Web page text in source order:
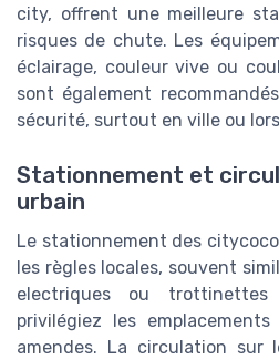
city, offrent une meilleure
risques de chute. Les
éclairage, couleur vive ou
sont également
sécurité, surtout en ville ou
Stationnement et
urbain
Le stationnement des
les règles locales, souvent
electriques ou trottinettes
privilégiez les
amendes. La circulation sur